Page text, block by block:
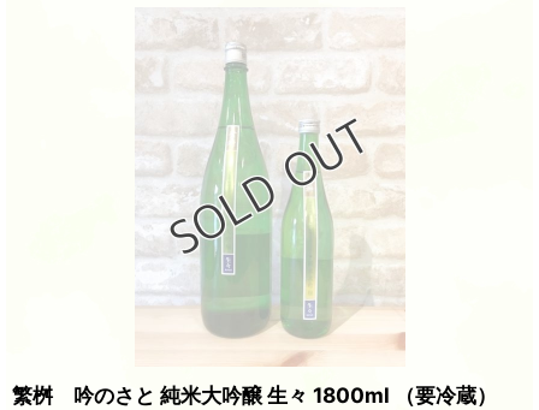
繁桝 吟のさと 純米大吟醸 生々 1800ml （要冷蔵）